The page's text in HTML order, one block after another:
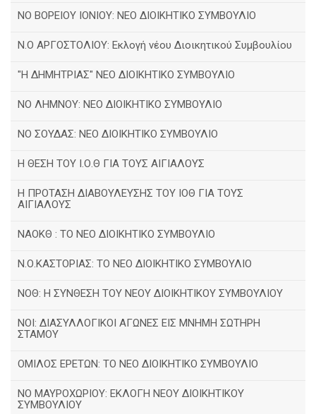
NO BOΡΕΙΟΥ ΙΟΝΙΟΥ: ΝΕΟ ΔΙΟΙΚΗΤΙΚΟ ΣΥΜΒΟΥΛΙΟ
Ν.Ο ΑΡΓΟΣΤΟΛΙΟΥ: Εκλογή νέου Διοικητικού Συμβουλίου
"Η ΔΗΜΗΤΡΙΑΣ" ΝΕΟ ΔΙΟΙΚΗΤΙΚΟ ΣΥΜΒΟΥΛΙΟ
ΝΟ ΛΗΜΝΟΥ: ΝΕΟ ΔΙΟΙΚΗΤΙΚΟ ΣΥΜΒΟΥΛΙΟ
ΝΟ ΣΟΥΔΑΣ: NEO ΔΙΟΙΚΗΤΙΚΟ ΣΥΜΒΟΥΛΙΟ
Η ΘΕΣΗ ΤΟΥ Ι.Ο.Θ ΓΙΑ ΤΟΥΣ ΑΙΓΙΑΛΟΥΣ
Η ΠΡΟΤΑΣΗ ΔΙΑΒΟΥΛΕΥΣΗΣ ΤΟΥ ΙΟΘ ΓΙΑ ΤΟΥΣ
ΑΙΓΙΑΛΟΥΣ
ΝΑΟΚΘ : ΤΟ ΝΕΟ ΔΙΟΙΚΗΤΙΚΟ ΣΥΜΒΟΥΛΙΟ
Ν.Ο.ΚΑΣΤΟΡΙΑΣ: ΤΟ ΝΕΟ ΔΙΟΙΚΗΤΙΚΟ ΣΥΜΒΟΥΛΙΟ
ΝΟΘ: Η ΣΥΝΘΕΣΗ ΤΟΥ ΝΕΟΥ ΔΙΟΙΚΗΤΙΚΟΥ ΣΥΜΒΟΥΛΙΟΥ
ΝΟΙ: ΔΙΑΣΥΛΛΟΓΙΚΟΙ ΑΓΩΝΕΣ ΕΙΣ ΜΝΗΜΗ ΣΩΤΗΡΗ
ΣΤΑΜΟΥ
ΟΜΙΛΟΣ ΕΡΕΤΩΝ: ΤΟ ΝΕΟ ΔΙΟΙΚΗΤΙΚΟ ΣΥΜΒΟΥΛΙΟ
ΝΟ ΜΑΥΡΟΧΩΡΙΟΥ: ΕΚΛΟΓΗ ΝΕΟΥ ΔΙΟΙΚΗΤΙΚΟΥ
ΣΥΜΒΟΥΛΙΟΥ